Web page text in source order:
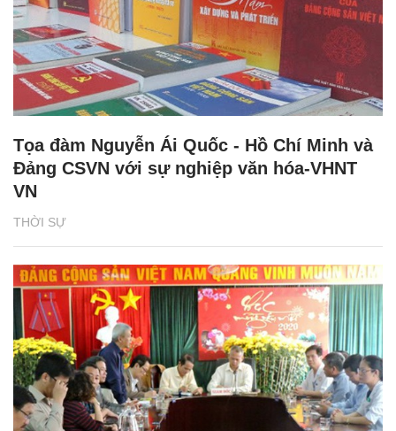
THỜI SỰ
Tọa đàm Nguyễn Ái Quốc - Hồ Chí Minh và
Đảng CSVN với sự nghiệp văn hóa-VHNT
VN